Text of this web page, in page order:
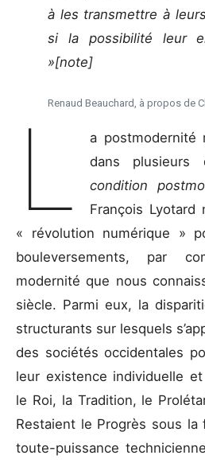
à les transmettre à
si la possibilité leur
»[note]
Renaud Beauchard, à propos de
L
a postmodernité
dans plusieurs
condition
François Lyotard
« révolution numérique »
bouleversements, par
modernité que nous
siècle. Parmi eux, la
structurants sur lesquels
des sociétés occidentales
leur existence individuelle
le Roi, la Tradition, le
Restaient le Progrès sous la
toute-puissance